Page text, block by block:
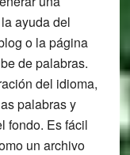
ayuda del
o la página
de palabras.
del idioma,
palabras y
fondo. Es fácil
un archivo